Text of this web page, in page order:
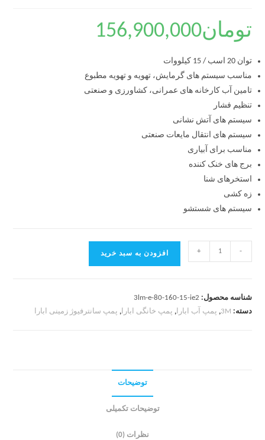
تومان156,900,000
توان 20 اسب / 15 کیلووات
مناسب سیستم های گرمایش، تهویه و تهویه مطبوع
تامین آب کارخانه های عمرانی، کشاورزی و صنعتی
تنظیم فشار
سیستم های آتش نشانی
سیستم های انتقال مایعات صنعتی
مناسب برای آبیاری
برج های خنک کننده
استخرهای شنا
زه کشی
سیستم های شستشو
-
+ افزودن به سبد خرید
شناسه محصول: 3lm-e-80-160-15-ie2
دسته: 3M
, پمپ آب ابارا, پمپ خانگی ابارا, پمپ سانترفیوژ زمینی ابارا
توضیحات
توضیحات تکمیلی
نظرات (0)